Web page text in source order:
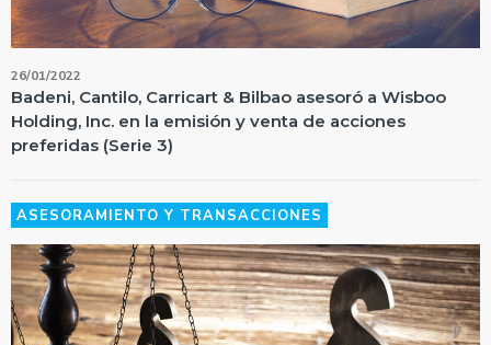
26/01/2022
Badeni, Cantilo, Carricart & Bilbao asesoró a Wisboo
Holding, Inc. en la emisión y venta de acciones
preferidas (Serie 3)
ASESORAMIENTO Y TRANSACCIONES